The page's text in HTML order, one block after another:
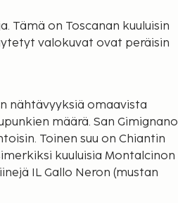
Tämä on Toscanan kuuluisin
valokuvat ovat peräisin
nähtävyyksiä omaavista
määrä. San Gimignano
Toinen suu on Chiantin
kuuluisia Montalcinon
IL Gallo Neron (mustan